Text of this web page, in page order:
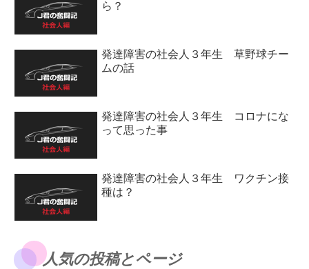
ら？
発達障害の社会人３年生 草野球チー
ムの話
発達障害の社会人３年生 コロナにな
って思った事
発達障害の社会人３年生 ワクチン接
種は？
人気の投稿とページ